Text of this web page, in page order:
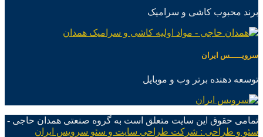
برند محبوب کاشی و سرامیک
سرویـــــس ایران
توسعه دهنده برتر وب و موبایل
تمامی حقوق این سایت متعلق است به گروه صنعتی همدان حاجی -
سئو و طراحی : شرکت طراحی سایت و سئو سرویس ایران